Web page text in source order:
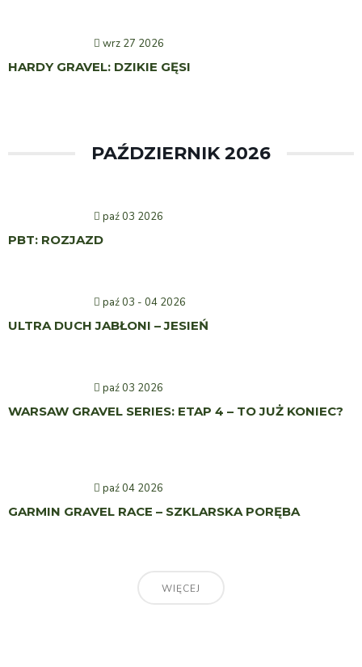
wrz 27 2026
HARDY GRAVEL: DZIKIE GĘSI
PAŹDZIERNIK 2026
paź 03 2026
PBT: ROZJAZD
paź 03 - 04 2026
ULTRA DUCH JABŁONI – JESIEŃ
paź 03 2026
WARSAW GRAVEL SERIES: ETAP 4 – TO JUŻ KONIEC?
paź 04 2026
GARMIN GRAVEL RACE – SZKLARSKA PORĘBA
WIĘCEJ